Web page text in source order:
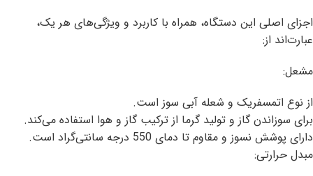
اجزای اصلی این دستگاه، همراه با کاربرد و ویژگی‌های هر یک،
عبارت‌اند از:
مشعل:
از نوع اتمسفریک و شعله آبی سوز است.
برای سوزاندن گاز و تولید گرما از ترکیب گاز و هوا استفاده می‌کند.
دارای پوشش نسوز و مقاوم تا دمای 550 درجه سانتی‌گراد است.
مبدل حرارتی: